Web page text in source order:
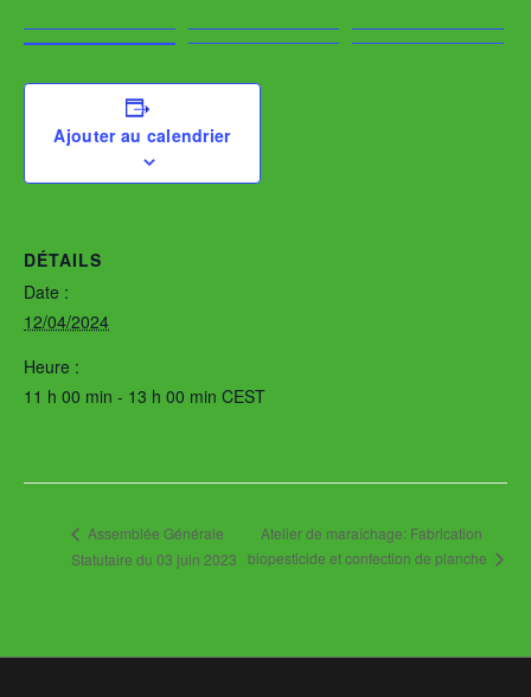
Ajouter au calendrier
DÉTAILS
Date :
12/04/2024
Heure :
11 h 00 min - 13 h 00 min CEST
Assemblée Générale
Statutaire du 03 juin 2023
Atelier de maraîchage: Fabrication
biopesticide et confection de planche